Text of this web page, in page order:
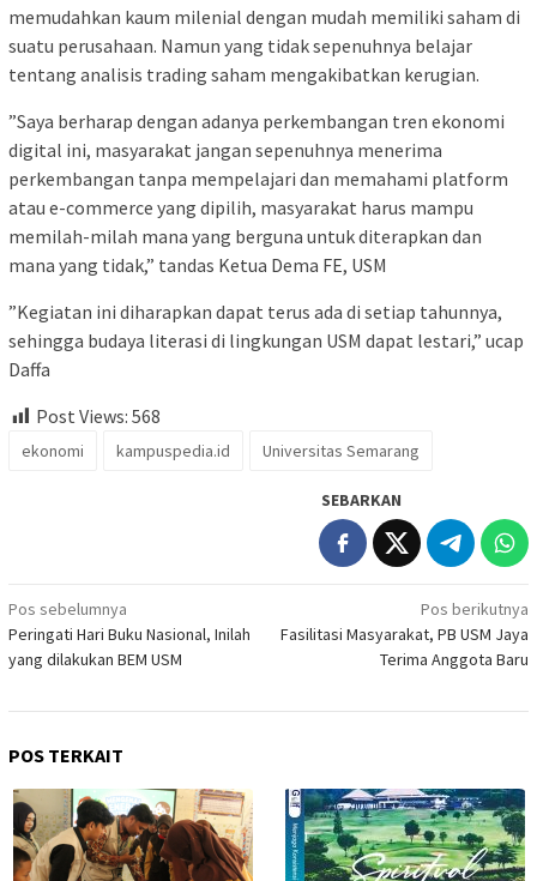
memudahkan kaum milenial dengan mudah memiliki saham di
suatu perusahaan. Namun yang tidak sepenuhnya belajar
tentang analisis trading saham mengakibatkan kerugian.
”Saya berharap dengan adanya perkembangan tren ekonomi
digital ini, masyarakat jangan sepenuhnya menerima
perkembangan tanpa mempelajari dan memahami platform
atau e-commerce yang dipilih, masyarakat harus mampu
memilah-milah mana yang berguna untuk diterapkan dan
mana yang tidak,” tandas Ketua Dema FE, USM
”Kegiatan ini diharapkan dapat terus ada di setiap tahunnya,
sehingga budaya literasi di lingkungan USM dapat lestari,” ucap
Daffa
Post Views: 568
ekonomi kampuspedia.id Universitas Semarang
SEBARKAN
Navigasi
pos
Pos sebelumnya
Peringati Hari Buku Nasional, Inilah
yang dilakukan BEM USM
Pos berikutnya
Fasilitasi Masyarakat, PB USM Jaya
Terima Anggota Baru
POS TERKAIT